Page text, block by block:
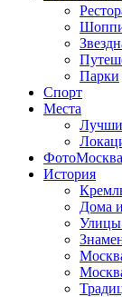
Парки
Спорт
Места
ФотоМосква
История
Дома